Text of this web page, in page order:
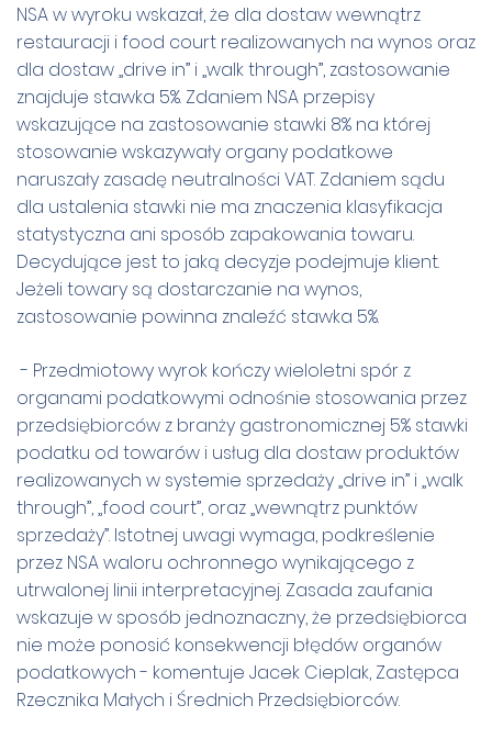
NSA w wyroku wskazał, że dla dostaw wewnątrz
restauracji i food court realizowanych na wynos oraz
dla dostaw „drive in” i „walk through”, zastosowanie
znajduje stawka 5%. Zdaniem NSA przepisy
wskazujące na zastosowanie stawki 8% na której
stosowanie wskazywały organy podatkowe
naruszały zasadę neutralności VAT. Zdaniem sądu
dla ustalenia stawki nie ma znaczenia klasyfikacja
statystyczna ani sposób zapakowania towaru.
Decydujące jest to jaką decyzje podejmuje klient.
Jeżeli towary są dostarczanie na wynos,
zastosowanie powinna znaleźć stawka 5%.
- Przedmiotowy wyrok kończy wieloletni spór z
organami podatkowymi odnośnie stosowania przez
przedsiębiorców z branży gastronomicznej 5% stawki
podatku od towarów i usług dla dostaw produktów
realizowanych w systemie sprzedaży „drive in” i „walk
through”, „food court”, oraz „wewnątrz punktów
sprzedaży”. Istotnej uwagi wymaga, podkreślenie
przez NSA waloru ochronnego wynikającego z
utrwalonej linii interpretacyjnej. Zasada zaufania
wskazuje w sposób jednoznaczny, że przedsiębiorca
nie może ponosić konsekwencji błędów organów
podatkowych - komentuje Jacek Cieplak, Zastępca
Rzecznika Małych i Średnich Przedsiębiorców.